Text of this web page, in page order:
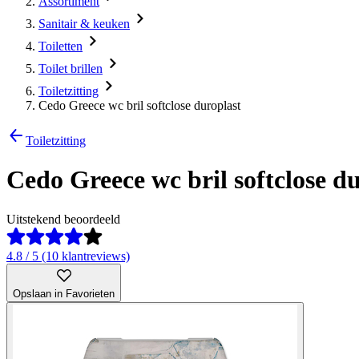
Sanitair & keuken
Toiletten
Toilet brillen
Toiletzitting
Cedo Greece wc bril softclose duroplast
Toiletzitting
Cedo Greece wc bril softclose
Uitstekend beoordeeld
4.8 / 5 (10 klantreviews)
Opslaan in Favorieten